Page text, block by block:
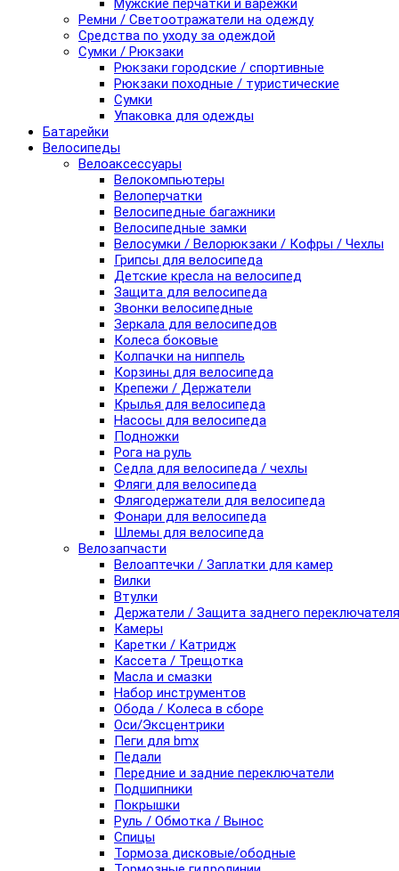
Мужские перчатки и варежки
Ремни / Светоотражатели на одежду
Средства по уходу за одеждой
Сумки / Рюкзаки
Рюкзаки городские / спортивные
Рюкзаки походные / туристические
Сумки
Упаковка для одежды
Батарейки
Велосипеды
Велоаксессуары
Велокомпьютеры
Велоперчатки
Велосипедные багажники
Велосипедные замки
Велосумки / Велорюкзаки / Кофры / Чехлы
Грипсы для велосипеда
Детские кресла на велосипед
Защита для велосипеда
Звонки велосипедные
Зеркала для велосипедов
Колеса боковые
Колпачки на ниппель
Корзины для велосипеда
Крепежи / Держатели
Крылья для велосипеда
Насосы для велосипеда
Подножки
Рога на руль
Седла для велосипеда / чехлы
Фляги для велосипеда
Флягодержатели для велосипеда
Фонари для велосипеда
Шлемы для велосипеда
Велозапчасти
Велоаптечки / Заплатки для камер
Вилки
Втулки
Держатели / Защита заднего переключателя
Камеры
Каретки / Катридж
Кассета / Трещотка
Масла и смазки
Набор инструментов
Обода / Колеса в сборе
Оси/Эксцентрики
Пеги для bmx
Педали
Передние и задние переключатели
Подшипники
Покрышки
Руль / Обмотка / Вынос
Спицы
Тормоза дисковые/ободные